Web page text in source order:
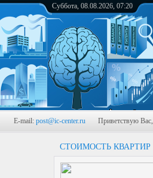
Суббота, 08.08.2026, 07:20
E-mail: post@ic-center.ru Приветствую Вас,
СТОИМОСТЬ КВАРТИР